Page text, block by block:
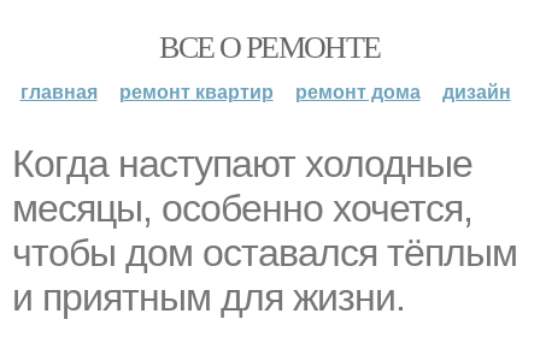
ВСЕ О РЕМОНТЕ
главная ремонт квартир ремонт дома дизайн
Когда наступают холодные
месяцы, особенно хочется,
чтобы дом оставался тёплым
и приятным для жизни.